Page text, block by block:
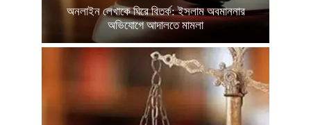
অনলাইন লেখাকে ঘিরে বিতর্ক: ইসলাম অবমাননার
অভিযোগে আদালতে মামলা